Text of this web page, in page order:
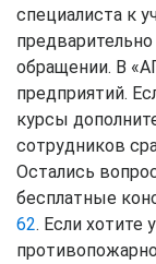
специалиста к
обращении. В
предприятий.
курсы
сотрудников
Остались
бесплатные
62. Если хотите